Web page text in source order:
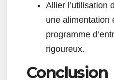
Allier l’utilisation
une alimentation
programme
rigoureux.
Conclusion